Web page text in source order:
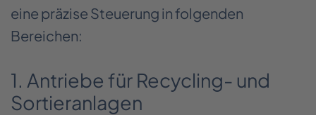
eine präzise Steuerung in folgenden
Bereichen:
1. Antriebe für Recycling- und
Sortieranlagen